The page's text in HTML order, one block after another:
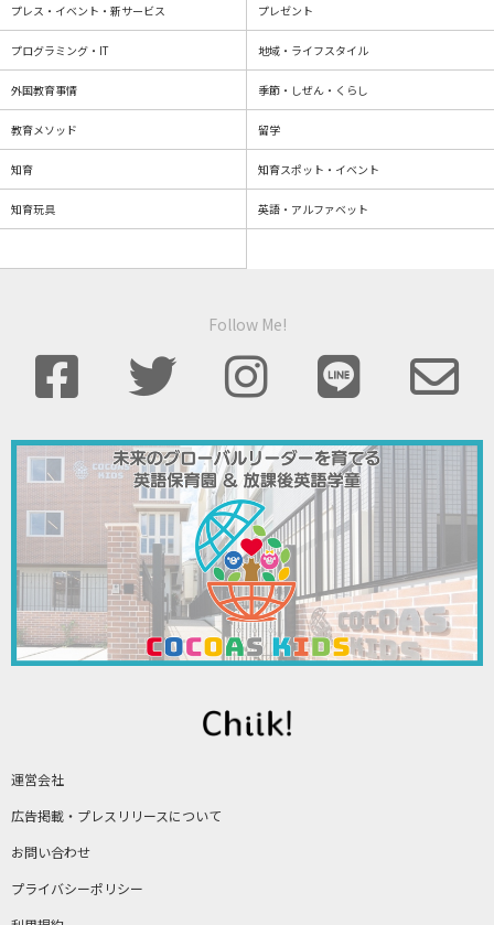
運営会社
広告掲載・プレスリリースについて
お問い合わせ
プライバシーポリシー
プレス・イベント・新サービス プレゼント
プログラミング・IT 地域・ライフスタイル
外国教育事情 季節・しぜん・くらし
教育メソッド 留学
知育 知育スポット・イベント
知育玩具 英語・アルファベット
Follow Me!